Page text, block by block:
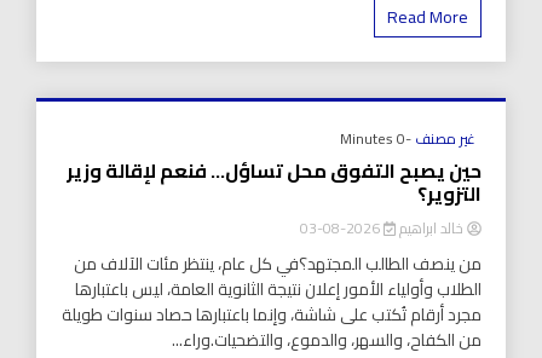
Read More
غير مصنف-0 Minutes
حين يصبح التفوق محل تساؤل… فنعم لإقالة وزير
التزوير؟
خالد ابراهيم 2026-08-03
من ينصف الطالب المجتهد؟في كل عام، ينتظر مئات الآلاف من
الطلاب وأولياء الأمور إعلان نتيجة الثانوية العامة، ليس باعتبارها
مجرد أرقام تُكتب على شاشة، وإنما باعتبارها حصاد سنوات طويلة
من الكفاح، والسهر، والدموع، والتضحيات.وراء...